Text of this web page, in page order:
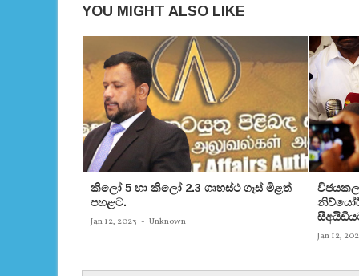
YOU MIGHT ALSO LIKE
කිලෝ 5 හා කිලෝ 2.3 ගෘහස්ථ ගෑස් මිළත්
පහළට.
Jan 12, 2023 - Unknown
Jan 12,